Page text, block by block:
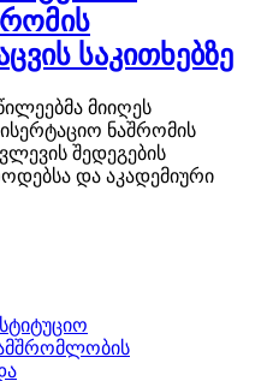
საკითხებზე
მიიღეს
ნაშრომის
შედეგების
და აკადემიური